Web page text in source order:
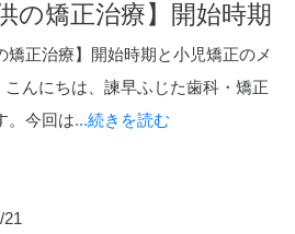
の矯正治療】開始時期
矯正治療】開始時期と小児矯正のメ
んにちは、諫早ふじた歯科・矯正
。今回は...続きを読む
21